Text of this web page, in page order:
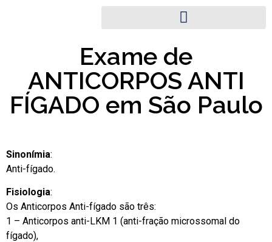
Exame de
ANTICORPOS ANTI
FÍGADO em São Paulo
Sinonímia:
Anti-fígado.
Fisiologia:
Os Anticorpos Anti-fígado são três:
1 – Anticorpos anti-LKM 1 (anti-fração microssomal do
fígado),